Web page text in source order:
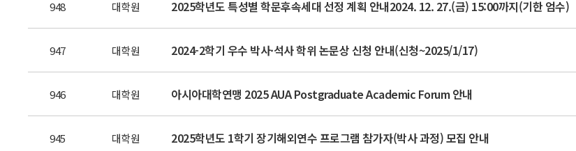
948 대학원 2025학년도 특성별 학문후속세대 선정 계획 안내2024. 12. 27.(금) 15:00까지(기한 엄수)
947 대학원 2024-2학기 우수 박사·석사 학위 논문상 신청 안내(신청~2025/1/17)
946 대학원 아시아대학연맹 2025 AUA Postgraduate Academic Forum 안내
945 대학원 2025학년도 1학기 장기해외연수 프로그램 참가자(박사 과정) 모집 안내